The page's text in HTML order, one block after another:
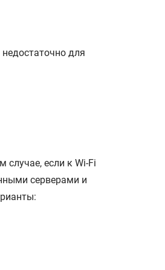
для
случае, если к Wi-Fi
серверами и